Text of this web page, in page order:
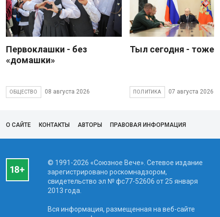
Первоклашки - без
«домашки»
ОБЩЕСТВО 08 августа 2026
Тыл сегодня - тоже
ПОЛИТИКА 07 августа 2026
О САЙТЕ КОНТАКТЫ АВТОРЫ ПРАВОВАЯ ИНФОРМАЦИЯ
© 1991-2026 «Союзное Вече». Сетевое издание
зарегистрировано роскомнадзором,
свидетельство эл № фc77-52606 от 25 января
2013 года.
Вся информация, размещенная на веб-сайте